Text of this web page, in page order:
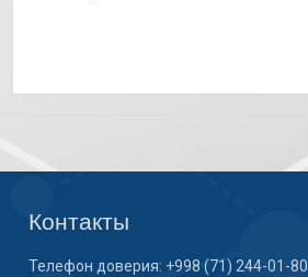
Контакты
Телефон доверия: +998 (71) 244-01-80